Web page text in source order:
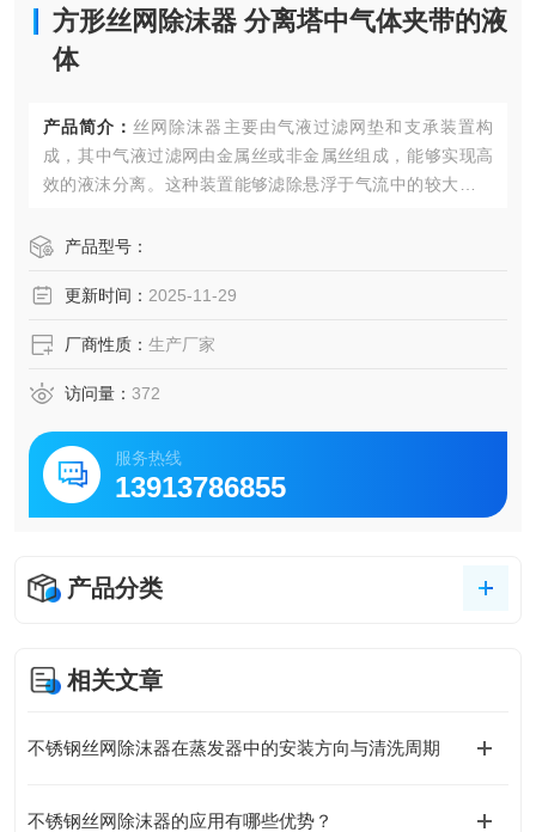
方形丝网除沫器 分离塔中气体夹带的液
体
产品简介： 丝网除沫器主要由气液过滤网垫和支承装置构
成，‌其中气液过滤网由金属丝或非金属丝组成，‌能够实现高
效的液沫分离。‌这种装置能够滤除悬浮于气流中的较大液沫
率，‌降低有价值的物料损失，‌并改善塔后压缩机的操作。‌
产品型号：
更新时间： 2025-11-29
厂商性质： 生产厂家
访问量： 372
服务热线
13913786855
产品分类
相关文章
不锈钢丝网除沫器在蒸发器中的安装方向与清洗周期
不锈钢丝网除沫器的应用有哪些优势？